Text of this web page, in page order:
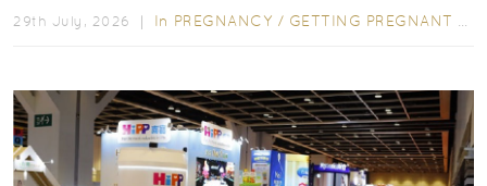
29th July, 2026 ｜ In PREGNANCY / GETTING PREGNANT